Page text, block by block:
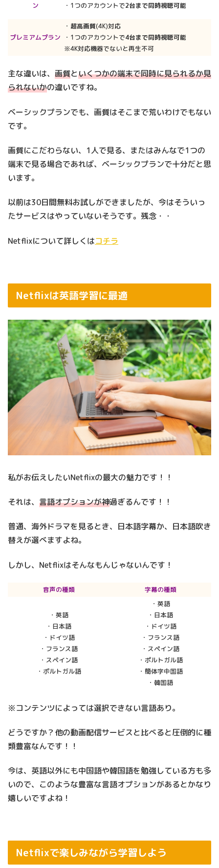
ン
・1つのアカウントで2台まで同時視聴可能
プレミアムプラン
・ 超高画質(4K)対応
・1つのアカウントで4台まで同時視聴可能
※4K対応機器でないと再生不可
主な違いは、 画質といくつかの端末で同時に見られるか見
られないかの違いですね。
ベーシックプランでも、画質はそこまで荒いわけでもない
です。
画質にこだわらない、1人で見る、またはみんなで1つの
端末で見る場合であれば、ベーシックプランで十分だと思
います。
以前は30日間無料お試しができましたが、今はそういっ
たサービスはやっていないそうです。残念・・
Netflixについて詳しくはコチラ
Netflixは英語学習に最適
私がお伝えしたいNetflixの最大の魅力です！！
それは、 言語オプションが神過ぎるんです！！
普通、海外ドラマを見るとき、日本語字幕か、日本語吹き
替えが選べますよね。
しかし、Netflixはそんなもんじゃないんです！
音声の種類 字幕の種類
・英語
・日本語
・ドイツ語
・フランス語
・スペイン語
・ポルトガル語
・英語
・日本語
・ドイツ語
・フランス語
・スペイン語
・ポルトガル語
・簡体字中国語
・韓国語
※コンテンツによっては選択できない言語あり。
どうですか？他の動画配信サービスと比べると圧倒的に種
類豊富なんです！！
今は、英語以外にも中国語や韓国語を勉強している方も多
いので、このような豊富な言語オプションがあるとかなり
嬉しいですよね！
Netflixで楽しみながら学習しよう